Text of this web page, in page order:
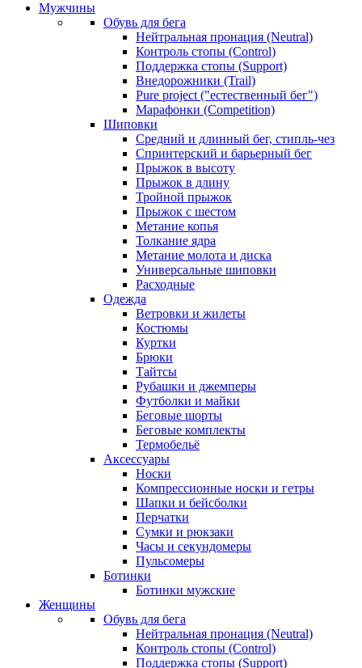
Мужчины
Обувь для бега
Нейтральная пронация (Neutral)
Контроль стопы (Control)
Поддержка стопы (Support)
Внедорожники (Trail)
Pure project ("естественный бег")
Марафонки (Competition)
Шиповки
Средний и длинный бег, стипль-чез
Cпринтерский и барьерный бег
Прыжок в высоту
Прыжок в длину
Тройной прыжок
Прыжок с шестом
Метание копья
Толкание ядра
Метание молота и диска
Универсальные шиповки
Расходные
Одежда
Ветровки и жилеты
Костюмы
Куртки
Брюки
Тайтсы
Рубашки и джемперы
Футболки и майки
Беговые шорты
Беговые комплекты
Термобельё
Аксессуары
Носки
Компрессионные носки и гетры
Шапки и бейсболки
Перчатки
Сумки и рюкзаки
Часы и секундомеры
Пульсомеры
Ботинки
Ботинки мужские
Женщины
Обувь для бега
Нейтральная пронация (Neutral)
Контроль стопы (Control)
Поддержка стопы (Support)